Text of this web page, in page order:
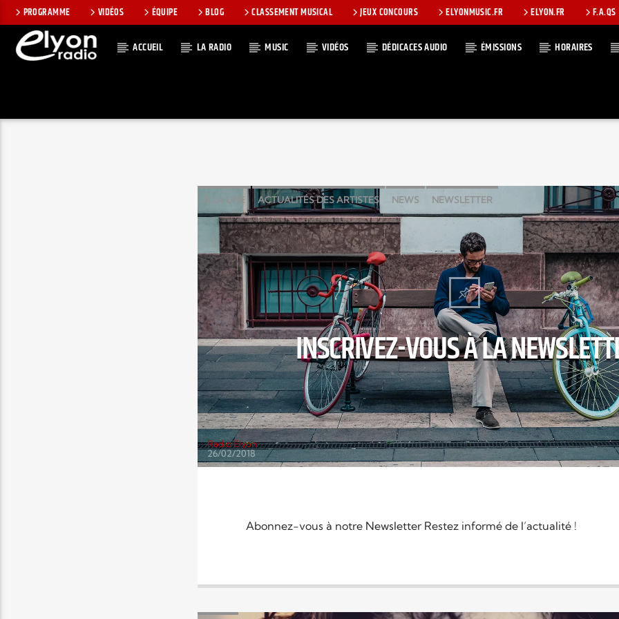
PROGRAMME VIDÉOS ÉQUIPE BLOG CLASSEMENT MUSICAL JEUX CONCOURS ELYONMUSIC.FR ELYON.FR F.A.QS
ACCUEIL LA RADIO MUSIC VIDÉOS DÉDICACES AUDIO ÉMISSIONS HORAIRES
À LA UNE ACTUALITÉS DES ARTISTES NEWS NEWSLETTER
INSCRIVEZ-VOUS À LA
Radio Elyon
26/02/2018
Abonnez-vous à notre Newsletter Restez informé de l’actualité !